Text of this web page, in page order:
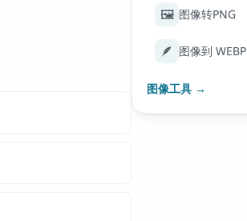
🖼️ 图像转PNG
🪶 图像到 WEBP
图像工具 →